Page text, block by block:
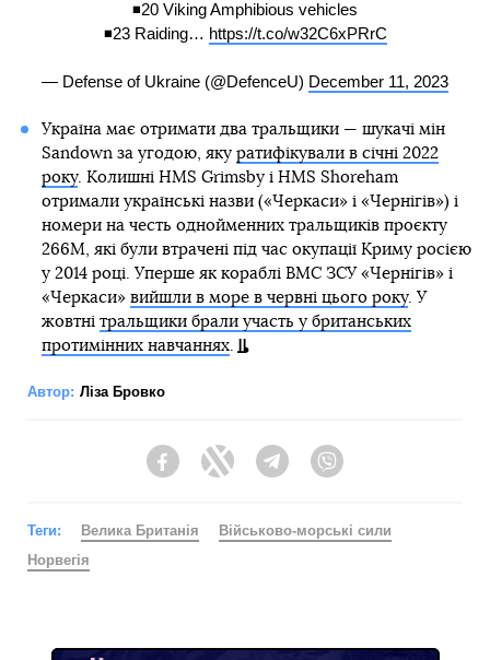
◾️20 Viking Amphibious vehicles
◾️23 Raiding… https://t.co/w32C6xPRrC
— Defense of Ukraine (@DefenceU) December 11, 2023
Україна має отримати два тральщики — шукачі мін
Sandown за угодою, яку ратифікували в січні 2022
року. Колишні HMS Grimsby і HMS Shoreham
отримали українські назви («Черкаси» і «Чернігів») і
номери на честь однойменних тральщиків проєкту
266М, які були втрачені під час окупації Криму росією
у 2014 році. Уперше як кораблі ВМС ЗСУ «Чернігів» і
«Черкаси» вийшли в море в червні цього року. У
жовтні тральщики брали участь у британських
протимінних навчаннях.
Автор: Ліза Бровко
FacebookTwitter Telegram
Теги: Велика Британія
Військово-морські сили
Норвегія